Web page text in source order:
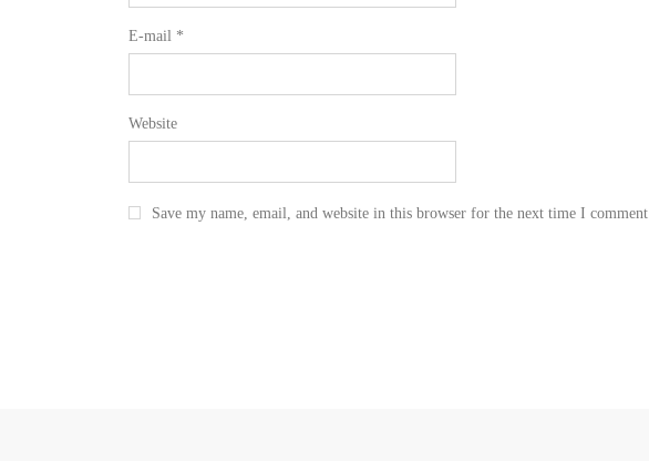
E-mail *
Website
Save my name, email, and website in this browser for the next time I comment.